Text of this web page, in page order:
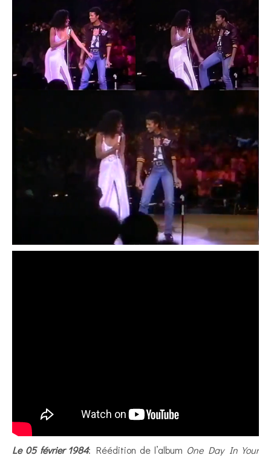
Le 05 février 1984: Réédition de l’album One Day In Your